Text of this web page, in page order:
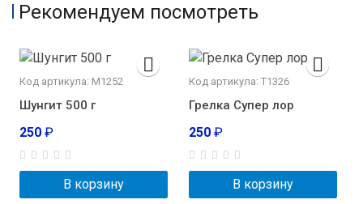
Рекомендуем посмотреть
Код артикула: М1252
Шунгит 500 г
250 ₽
В корзину
Код артикула: Т1326
Грелка Супер лор
250 ₽
В корзину